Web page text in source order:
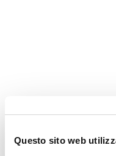
Questo sito web
Hai